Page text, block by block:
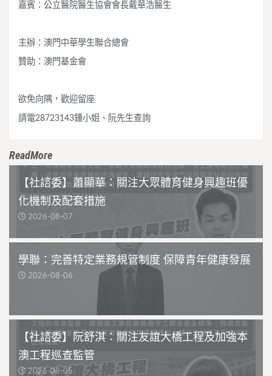
嘉賓：公立醫院醫生協會會長戴華浩醫生
主辦：澳門中華學生聯合總會
贊助：澳門基金會
欲免向隅，歡迎留座
請電28723143鍾小姐、阮先生查詢
ReadMore
【社諮委】蕭顯華：關注大眾體育健身興趣班優
化機制及配套措施
2026-08-07
學聯：完善特定業務規管制度 保障青年健康發展
2026-08-06
【社諮委】阮舒淇：關注友誼大橋工程及加強本
澳工程巡查監管
2026-08-05